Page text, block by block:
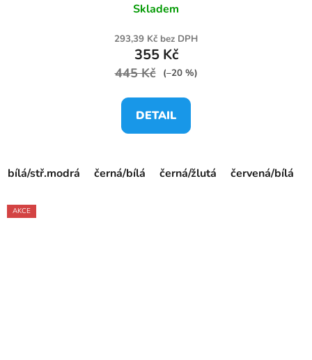
Skladem
293,39 Kč bez DPH
355 Kč
445 Kč (–20 %)
DETAIL
bílá/stř.modrá černá/bílá černá/žlutá červená/bílá
AKCE